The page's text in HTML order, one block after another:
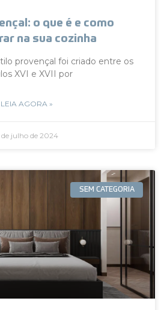
o que é e como
na sua cozinha
provençal foi criado entre os
XVI e XVII por
LEIA AGORA »
julho de 2024
SEM CATEGORIA